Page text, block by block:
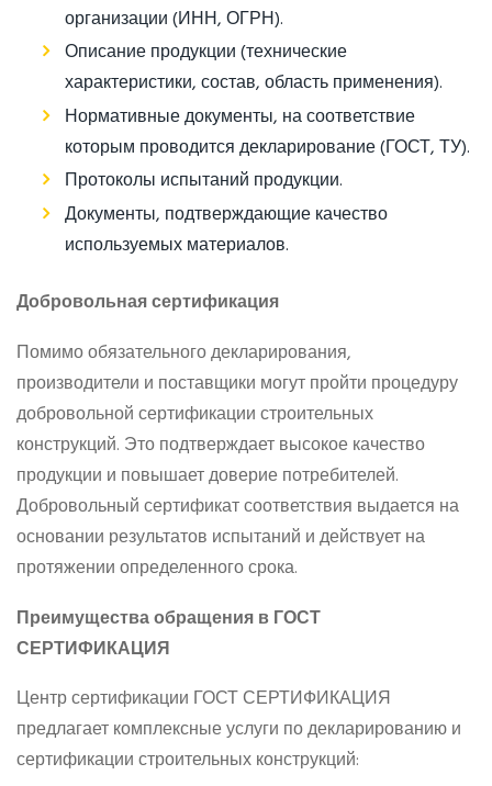
организации (ИНН, ОГРН).
Описание продукции (технические
характеристики, состав, область применения).
Нормативные документы, на соответствие
которым проводится декларирование (ГОСТ, ТУ).
Протоколы испытаний продукции.
Документы, подтверждающие качество
используемых материалов.
Добровольная сертификация
Помимо обязательного декларирования,
производители и поставщики могут пройти процедуру
добровольной сертификации строительных
конструкций. Это подтверждает высокое качество
продукции и повышает доверие потребителей.
Добровольный сертификат соответствия выдается на
основании результатов испытаний и действует на
протяжении определенного срока.
Преимущества обращения в ГОСТ
СЕРТИФИКАЦИЯ
Центр сертификации ГОСТ СЕРТИФИКАЦИЯ
предлагает комплексные услуги по декларированию и
сертификации строительных конструкций: